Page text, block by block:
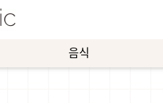
음식